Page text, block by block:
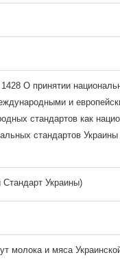
О принятии
и
стандартов как
стандартов
Украины)
молока и мяса